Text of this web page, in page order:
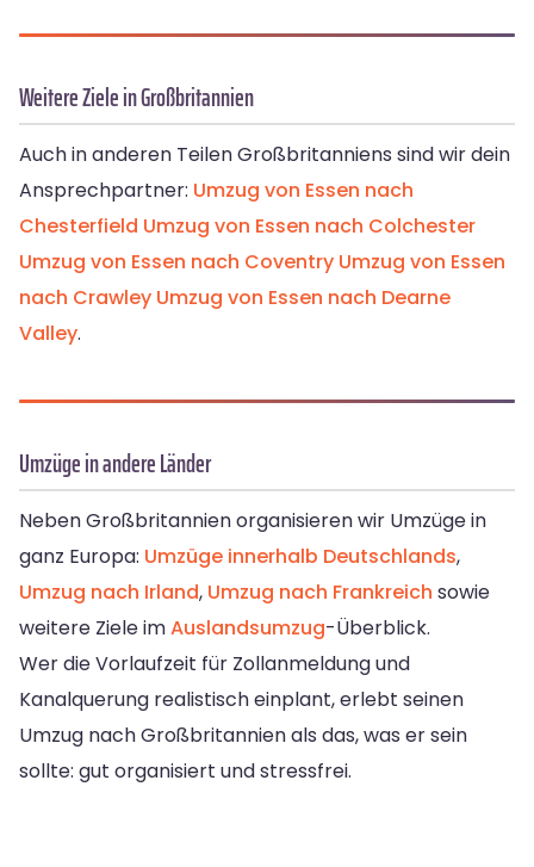
Weitere Ziele in Großbritannien
Auch in anderen Teilen Großbritanniens sind wir dein
Ansprechpartner: Umzug von Essen nach
Chesterfield Umzug von Essen nach Colchester
Umzug von Essen nach Coventry Umzug von Essen
nach Crawley Umzug von Essen nach Dearne
Valley.
Umzüge in andere Länder
Neben Großbritannien organisieren wir Umzüge in
ganz Europa: Umzüge innerhalb Deutschlands,
Umzug nach Irland, Umzug nach Frankreich sowie
weitere Ziele imAuslandsumzug-Überblick.
Wer die Vorlaufzeit für Zollanmeldung und
Kanalquerung realistisch einplant, erlebt seinen
Umzug nach Großbritannien als das, was er sein
sollte: gut organisiert und stressfrei.